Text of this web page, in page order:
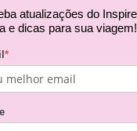
atualizações do
e dicas para sua viagem!
*